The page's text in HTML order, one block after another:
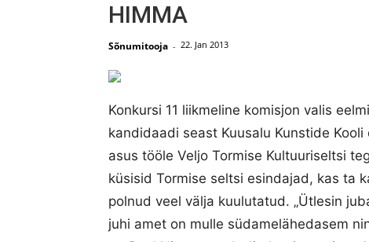
HIMMA
Sõnumitooja - 22. Jan 2013
Konkursi 11 liikmeline komisjon valis
kandidaadi seast Kuusalu Kunstide
asus tööle Veljo Tormise Kultuuriseltsi
küsisid Tormise seltsi esindajad, kas ta
polnud veel välja kuulutatud. „Ütlesin
juhi amet on mulle südamelähedasem